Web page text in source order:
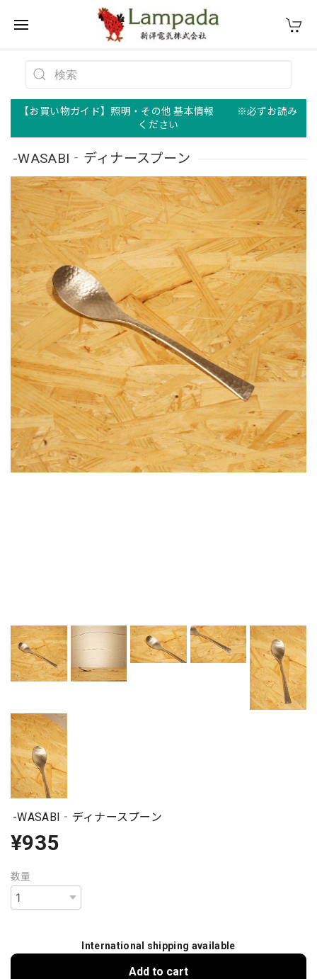
【お買い物ガイド】照明・その他 基本情報 ※必ずお読み
ください
-WASABI‐ディナースプーン
-WASABI‐ディナースプーン
¥935
数量
International shipping available
Add to cart